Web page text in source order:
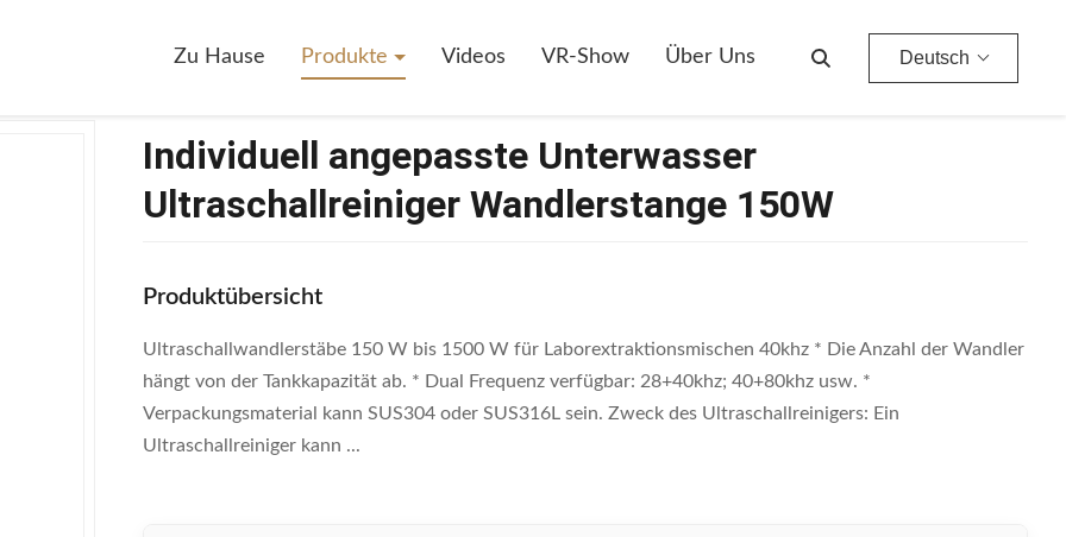
Zu Hause Produkte Videos VR-Show Über Uns Deutsch
Individuell angepasste Unterwasser
Ultraschallreiniger Wandlerstange 150W
Produktübersicht
Ultraschallwandlerstäbe 150 W bis 1500 W für Laborextraktionsmischen 40khz * Die Anzahl der Wandler
hängt von der Tankkapazität ab. * Dual Frequenz verfügbar: 28+40khz; 40+80khz usw. *
Verpackungsmaterial kann SUS304 oder SUS316L sein. Zweck des Ultraschallreinigers: Ein
Ultraschallreiniger kann ...